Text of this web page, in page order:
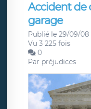
Accident de
garage
Publié le 29/09/08
Vu 3 225 fois
0
Par préjudices